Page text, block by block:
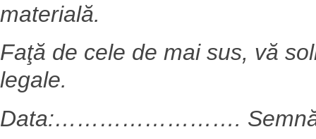
materială.
Faţă de cele de mai sus, vă
legale.
Data:…………………….